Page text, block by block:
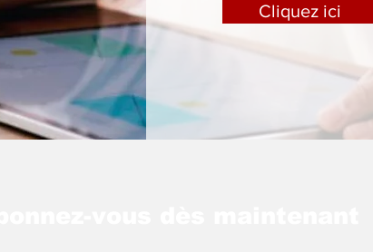
Cliquez ici